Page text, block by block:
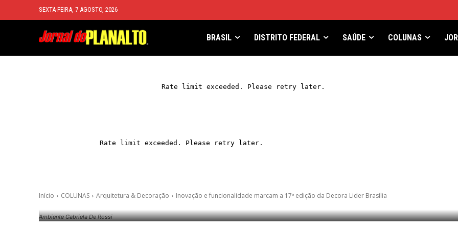
SEXTA-FEIRA, 7 AGOSTO, 2026
BRASIL DISTRITO FEDERAL SAÚDE COLUNAS
Início COLUNAS Arquitetura & Decoração Inovação e funcionalidade marcam a 17ª edição da Decora Lider Brasília
Ambiente Gabriela De Rossi